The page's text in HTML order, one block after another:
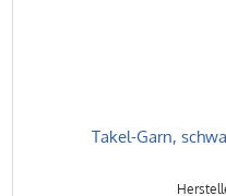
Takel-Garn,